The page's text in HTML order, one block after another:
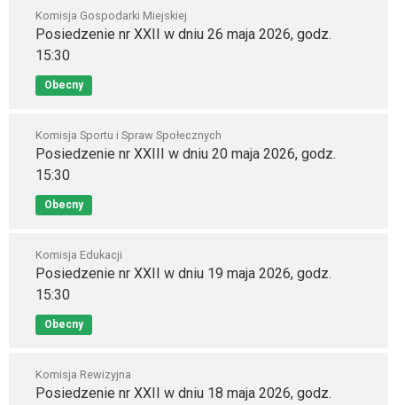
Komisja Gospodarki Miejskiej
Posiedzenie nr XXII w dniu 26 maja 2026, godz.
15:30
Obecny
Komisja Sportu i Spraw Społecznych
Posiedzenie nr XXIII w dniu 20 maja 2026, godz.
15:30
Obecny
Komisja Edukacji
Posiedzenie nr XXII w dniu 19 maja 2026, godz.
15:30
Obecny
Komisja Rewizyjna
Posiedzenie nr XXII w dniu 18 maja 2026, godz.